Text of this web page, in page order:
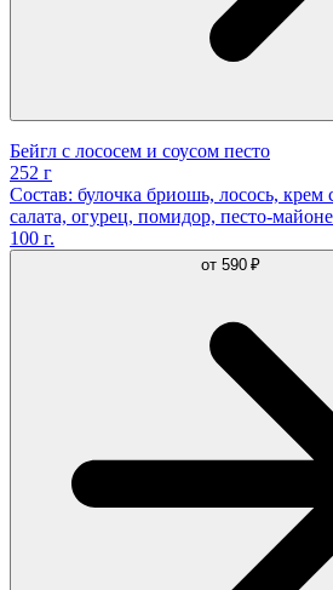
Бейгл с лососем и соусом песто
252 г
Состав: булочка бриошь, лосось,
салата, огурец, помидор, песто-
100 г.
от 590 ₽